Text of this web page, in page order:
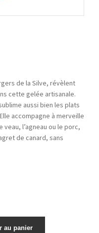
de la Silve, révèlent
cette gelée artisanale.
aussi bien les plats
accompagne à merveille
l’agneau ou le porc,
de canard, sans
au panier